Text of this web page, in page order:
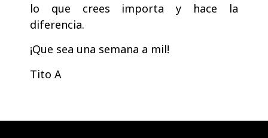
lo que crees importa y hace la
diferencia.
¡Que sea una semana a mil!
Tito A